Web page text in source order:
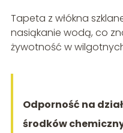
Tapeta z włókna
nasiąkanie wodą, co
żywotność w
Odporność na
środków